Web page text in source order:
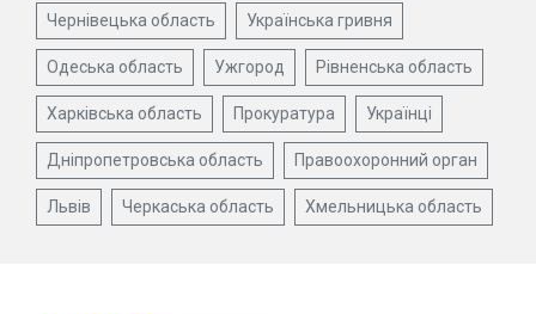
Чернівецька область Українська гривня
Одеська область Ужгород Рівненська область
Харківська область Прокуратура Українці
Дніпропетровська область Правоохоронний орган
Львів Черкаська область Хмельницька область